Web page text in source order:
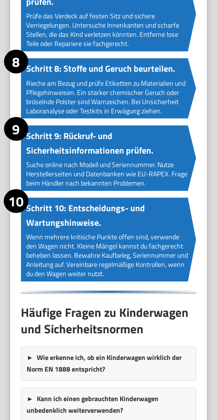
Prüfe das Verdeck auf festen Sitz und sichere
Verriegelungen. Untersuche Innenkanten und scharfe
Stellen, die das Kind verletzen könnten. Entferne lose
Teile oder Repariere sie fachgerecht.
Schritt 8: Stoffe und Geruch beurteilen.
Rieche am Bezug und prüfe Etiketten zu Materialien und
Pflegehinweisen. Ein starker chemischer Geruch oder
bröselnde Polster sind Warnzeichen. Bei Unsicherheit
Laboranalyse oder Testkits in Erwägung ziehen.
Schritt 9: Rückruf- und
Sicherheitsinformationen prüfen.
Suche online nach Modell und Seriennummer. Nutze
Herstellerseiten und Datenbanken wie EU-RAPEX. Frage
beim Händler nach bekannten Problemen.
Schritt 10: Entscheidungs- und
Wartungshinweise.
Wenn mehrere kritische Punkte offen sind, verwende
den Wagen nicht. Kleine Mängel kannst du fachgerecht
beheben lassen. Bewahre Kaufbeleg, Seriennummer und
Anleitung auf. Vereinbare regelmäßige Kontrollen, wenn
du den Wagen weiter nutzt.
Häufige Fragen zu Kinderwagen
und Sicherheitsnormen
Wie erkenne ich, ob ein Kinderwagen wirklich der
Norm EN 1888 entspricht?
Kann ich einen gebrauchten Kinderwagen
unbedenklich weiterverwenden?